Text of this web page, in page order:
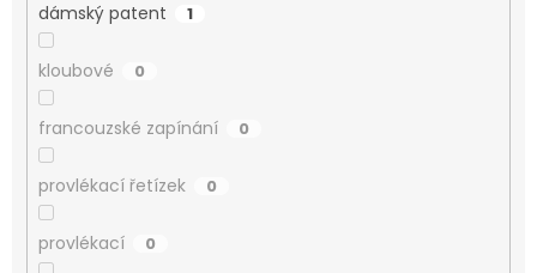
dámský patent 1
kloubové 0
francouzské zapínání 0
provlékací řetízek 0
provlékací 0